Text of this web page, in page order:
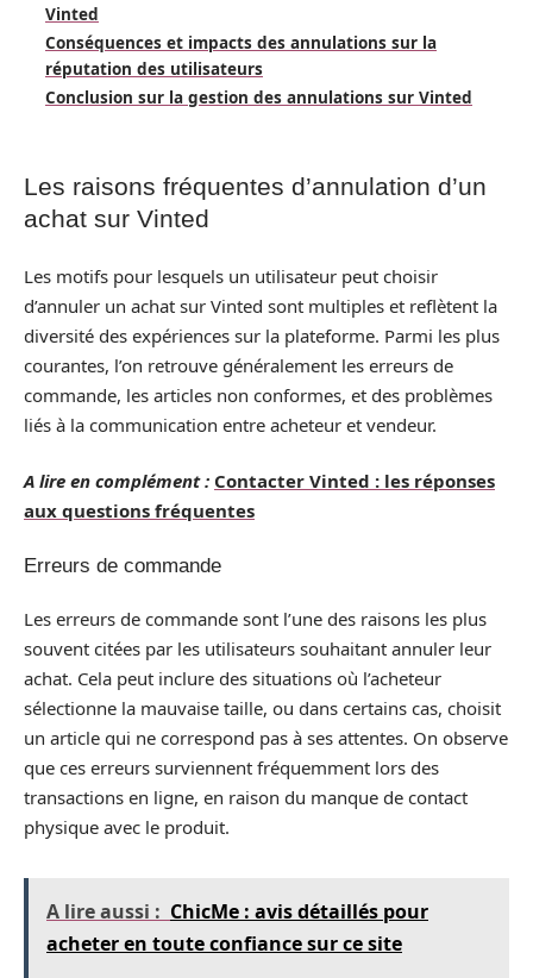
Vinted
Conséquences et impacts des annulations sur la
réputation des utilisateurs
Conclusion sur la gestion des annulations sur Vinted
Les raisons fréquentes d’annulation d’un
achat sur Vinted
Les motifs pour lesquels un utilisateur peut choisir
d’annuler un achat sur Vinted sont multiples et reflètent la
diversité des expériences sur la plateforme. Parmi les plus
courantes, l’on retrouve généralement les erreurs de
commande, les articles non conformes, et des problèmes
liés à la communication entre acheteur et vendeur.
A lire en complément : Contacter Vinted : les réponses
aux questions fréquentes
Erreurs de commande
Les erreurs de commande sont l’une des raisons les plus
souvent citées par les utilisateurs souhaitant annuler leur
achat. Cela peut inclure des situations où l’acheteur
sélectionne la mauvaise taille, ou dans certains cas, choisit
un article qui ne correspond pas à ses attentes. On observe
que ces erreurs surviennent fréquemment lors des
transactions en ligne, en raison du manque de contact
physique avec le produit.
A lire aussi : ChicMe : avis détaillés pour
acheter en toute confiance sur ce site